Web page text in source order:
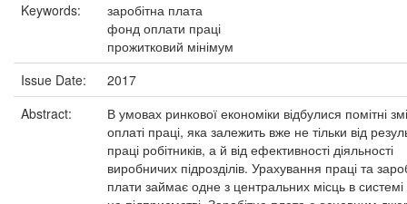
Keywords:
заробітна плата
фонд оплати праці
прожитковий мінімум
Issue Date:
2017
Abstract:
В умовах ринкової економіки відбулися помітні
оплаті праці, яка залежить вже не тільки від
праці робітників, а й від ефективності діяльності
виробничих підрозділів. Урахування праці та
плати займає одне з центральних місць в системі